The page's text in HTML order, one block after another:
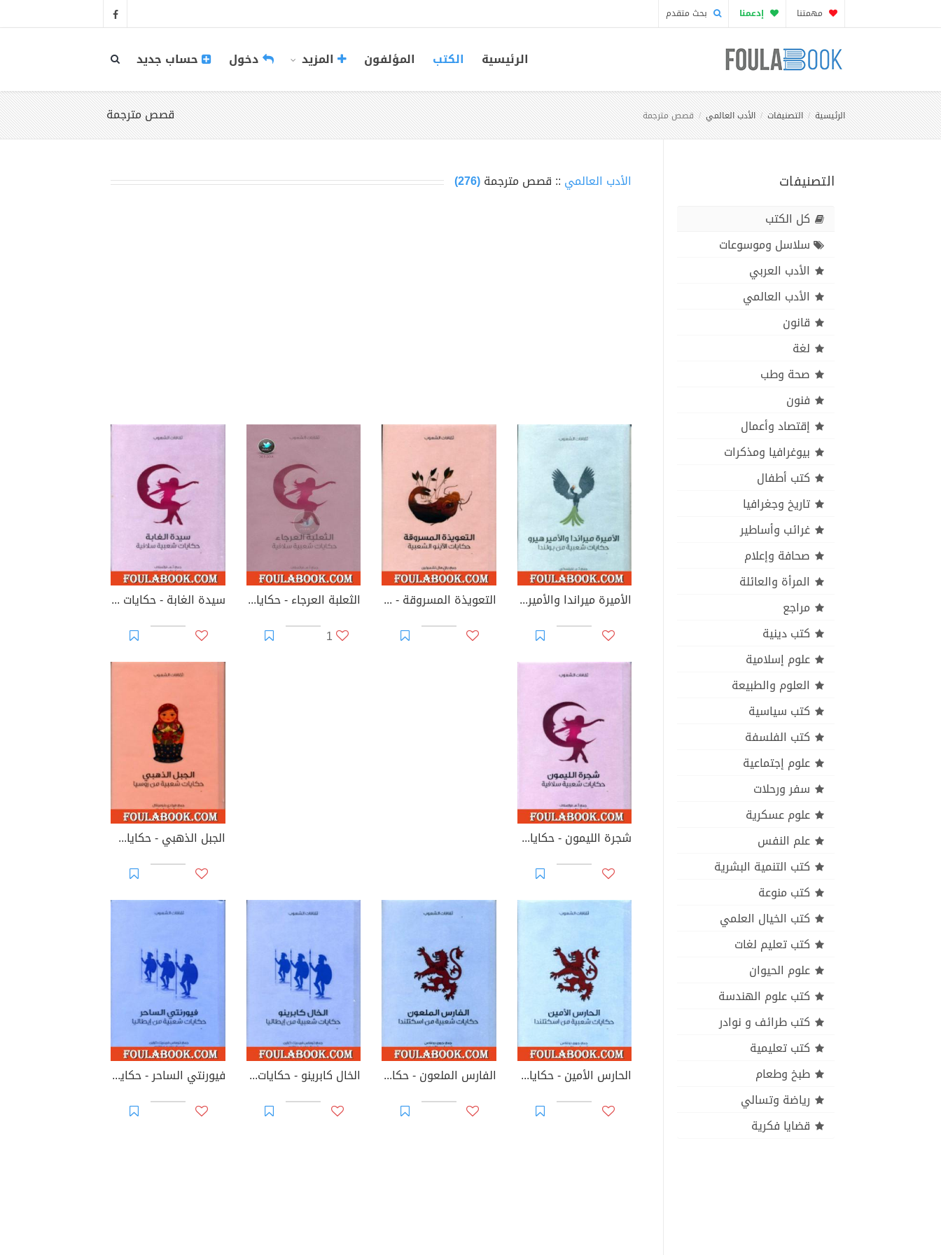
مهمتنا إدعمنا بحث متقدم
الرئيسية الكتب المؤلفون المزيد دخول حساب جديد
قصص مترجمة الرئيسية التصنيفات الأدب العالمي قصص مترجمة
التصنيفات
كل الكتب
سلاسل وموسوعات
الأدب العربي
الأدب العالمي
قانون
لغة
صحة وطب
فنون
إقتصاد وأعمال
بيوغرافيا ومذكرات
كتب أطفال
تاريخ وجغرافيا
غرائب وأساطير
صحافة وإعلام
المرأة والعائلة
مراجع
كتب دينية
علوم إسلامية
العلوم والطبيعة
كتب سياسية
كتب الفلسفة
علوم إجتماعية
سفر ورحلات
علوم عسكرية
علم النفس
كتب التنمية البشرية
كتب منوعة
كتب الخيال العلمي
كتب تعليم لغات
علوم الحيوان
كتب علوم الهندسة
كتب طرائف و نوادر
كتب تعليمية
طبخ وطعام
رياضة وتسالي
قضايا فكرية
الأدب العالمي :: قصص مترجمة(276)
الأميرة ميراندا والأمير هيرو - حكايات شعبية من بولندا التعويذة المسروقة - حكايات الأينو الشعبية
الثعلبة العرجاء - حكايات شعبية سلافية
1
سيدة الغابة - حكايات شعبية سلافية
شجرة الليمون - حكايات شعبية سلافية الجبل الذهبي - حكايات شعبية من روسيا
الحارس الأمين - حكايات شعبية من اسكتلندا الفارس الملعون - حكايات شعبية من اسكتلندا الخال كابرينو - حكايات شعبية من إيطاليا فيورنتي الساحر - حكايات شعبية من إيطاليا